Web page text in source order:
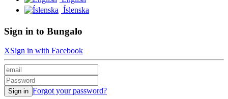
Íslenska
Sign in to Bungalo
XSign in with Facebook
Sign in Forgot your password?